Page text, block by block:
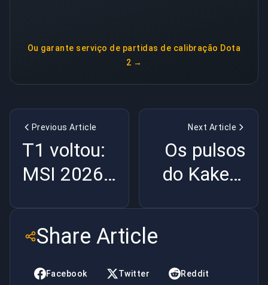
Ou garante serviço de partidas de calibração Dota
2 →
Previous Article
T1 voltou:
MSI 2026
totalmente
em aberto |
BuyBoosting
Next Article
Os pulsos
do Kakeru
BuyBoosting
Share Article
Facebook Twitter Reddit